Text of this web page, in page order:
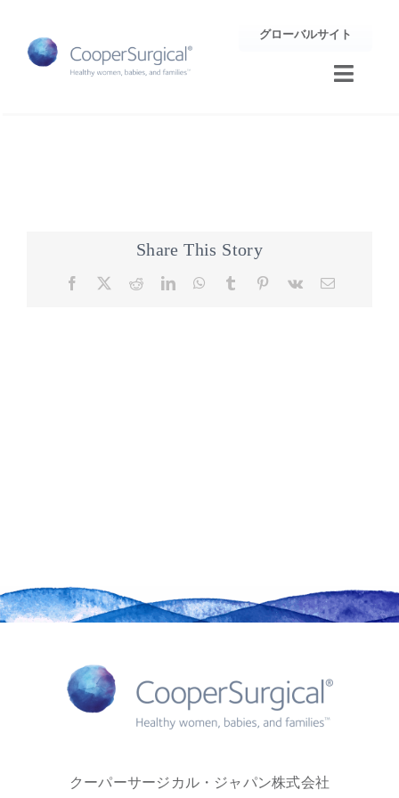
content
グローバルサイト
Toggle
企業情報
お問合せ
Share This Story
Facebook RedditLinkedInWhatsApp
Tumblr Pinterest
Vk Email
クーパーサージカル・ジャパン株式会社